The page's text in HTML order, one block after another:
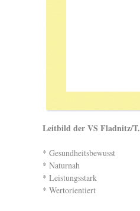
Leitbild der VS Fladnitz/T.
* Gesundheitsbewusst
* Naturnah
* Leistungsstark
* Wertorientiert